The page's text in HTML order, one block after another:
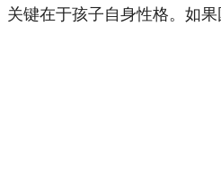
关键在于孩子自身性格。如